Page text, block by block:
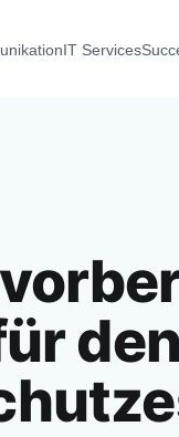
IT Services